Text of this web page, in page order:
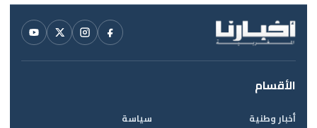
الأقسام
أخبار وطنية
سياسة